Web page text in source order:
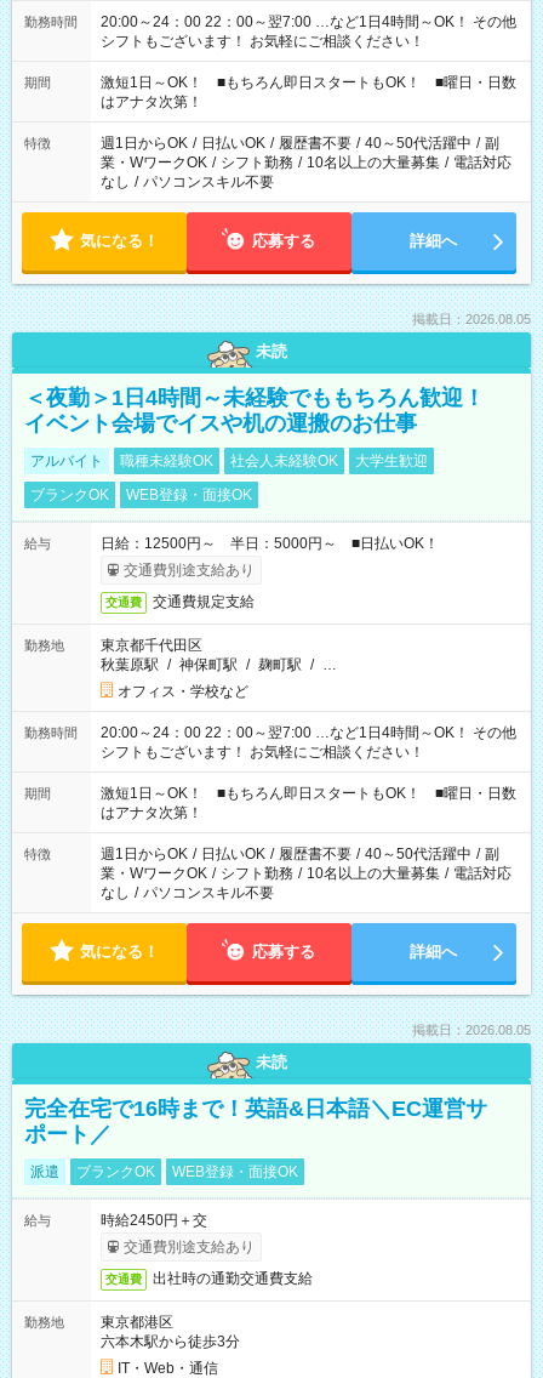
勤務時間
20:00～24：00 22：00～翌7:00 …など1日4時間～OK！ その他
シフトもございます！ お気軽にご相談ください！
期間
激短1日～OK！ ■もちろん即日スタートもOK！ ■曜日・日数
はアナタ次第！
特徴 週1日からOK / 日払いOK / 履歴書不要 / 40～50代活躍中 / 副
業・WワークOK / シフト勤務 / 10名以上の大量募集 / 電話対応
なし / パソコンスキル不要
気になる！ 応募する 詳細へ
掲載日：2026.08.05
未読
＜夜勤＞1日4時間～未経験でももちろん歓迎！
イベント会場でイスや机の運搬のお仕事
アルバイト 職種未経験OK 社会人未経験OK
大学生歓迎
ブランクOK
WEB登録・面接OK
給与
日給：12500円～ 半日：5000円～ ■日払いOK！
交通費別途支給あり
交通費 交通費規定支給
勤務地
東京都千代田区
秋葉原駅 / 神保町駅 / 麹町駅 / …
オフィス・学校など
勤務時間
20:00～24：00 22：00～翌7:00 …など1日4時間～OK！ その他
シフトもございます！ お気軽にご相談ください！
期間
激短1日～OK！ ■もちろん即日スタートもOK！ ■曜日・日数
はアナタ次第！
特徴 週1日からOK / 日払いOK / 履歴書不要 / 40～50代活躍中 / 副
業・WワークOK / シフト勤務 / 10名以上の大量募集 / 電話対応
なし / パソコンスキル不要
気になる！ 応募する 詳細へ
掲載日：2026.08.05
未読
完全在宅で16時まで！英語&日本語＼EC運営サ
ポート／
派遣 ブランクOK WEB登録・面接OK
給与
時給2450円＋交
交通費別途支給あり
交通費 出社時の通勤交通費支給
勤務地
東京都港区
六本木駅から徒歩3分
IT・Web・通信